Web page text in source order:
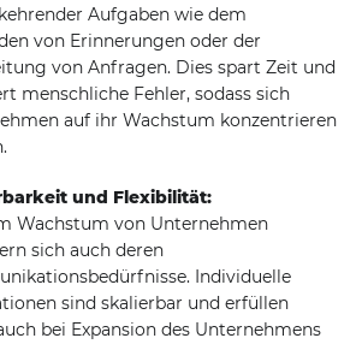
Aufgaben wie dem
von Erinnerungen oder der
von Anfragen. Dies spart Zeit und
menschliche Fehler, sodass sich
auf ihr Wachstum konzentrieren
und Flexibilität:
Wachstum von Unternehmen
sich auch deren
Individuelle
sind skalierbar und erfüllen
bei Expansion des Unternehmens